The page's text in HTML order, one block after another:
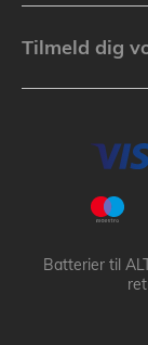
Tilmeld dig
Batterier til